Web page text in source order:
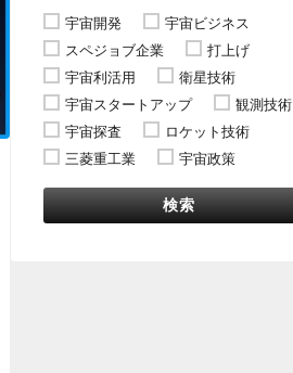
宇宙開発
宇宙ビジネス
スペジョブ企業
打上げ
宇宙利活用
衛星技術
宇宙スタートアップ
観測技術
宇宙探査
ロケット技術
三菱重工業
宇宙政策
検索